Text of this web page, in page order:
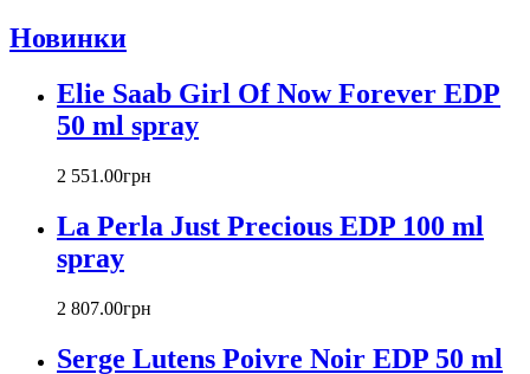
Chloe
Christian Audigier
Christian Dior
Christian Lacroix
Cindy Crawford
Clinique
Clive Christian
CnR Create
Comme Des Garcons
Costume National
Новинки
Elie Saab Girl Of Now Forever EDP
50 ml spray
2 551 .00грн
La Perla Just Precious EDP 100 ml
spray
2 807.00грн
Serge Lutens Poivre Noir EDP 50 ml